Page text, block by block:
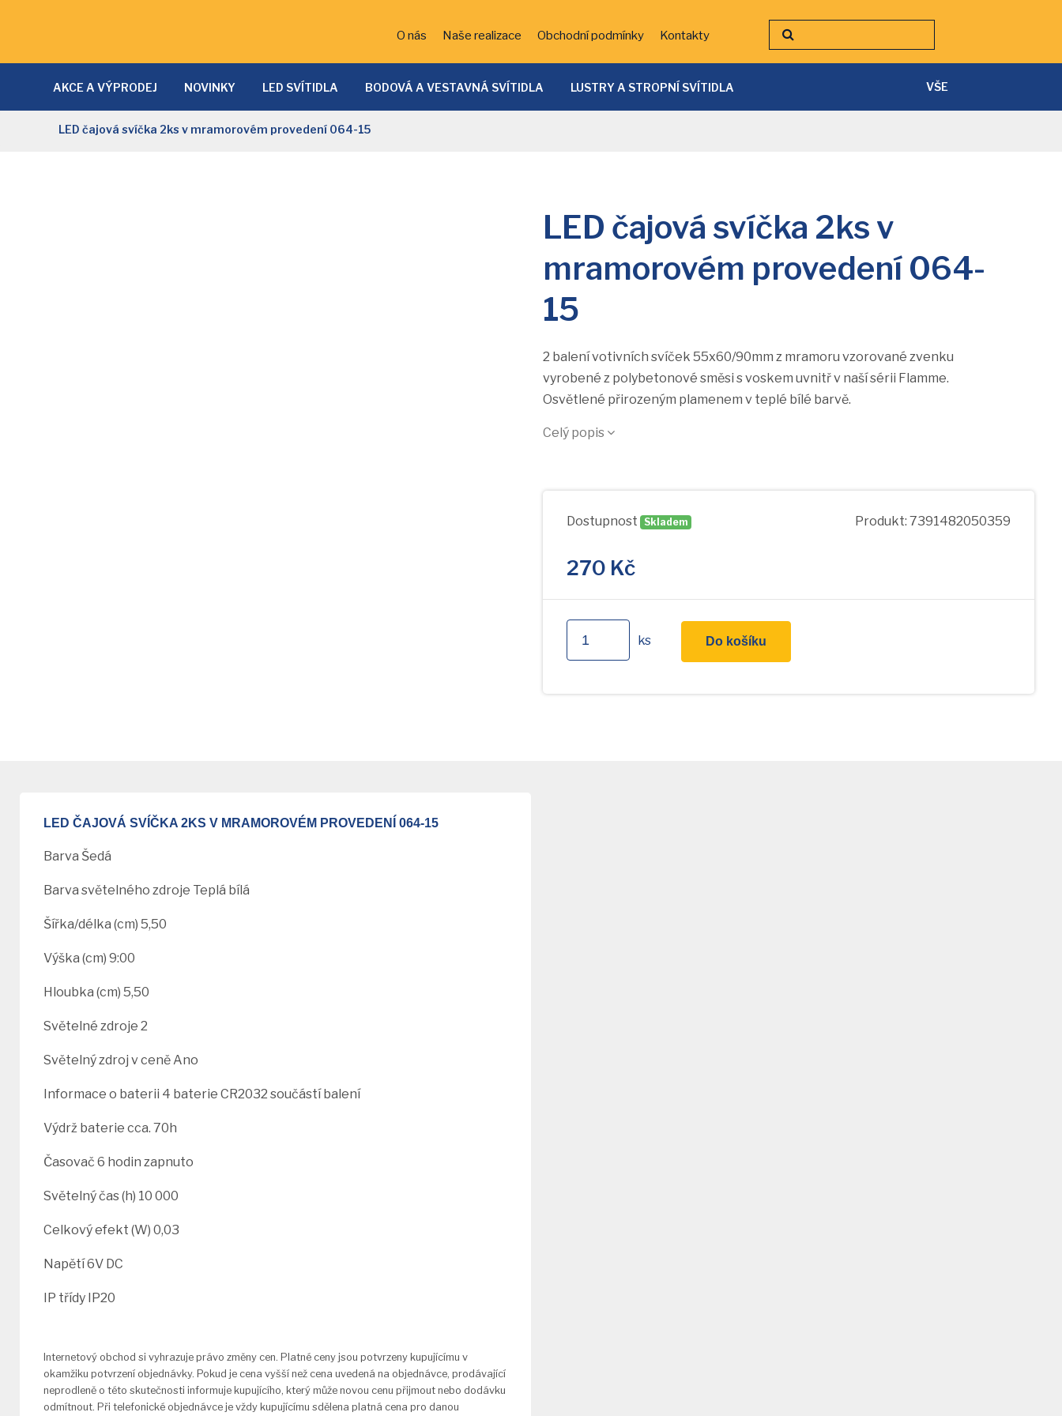
LED čajová svíčka 2ks v mramorovém provedení 064-15
LED čajová svíčka 2ks v
mramorovém provedení 064-
15
2 balení votivních svíček 55x60/90mm z mramoru vzorované zvenku
vyrobené z polybetonové směsi s voskem uvnitř v naší sérii Flamme.
Osvětlené přirozeným plamenem v teplé bílé barvě.
Celý popis
Produkt: 7391482050359
Dostupnost Skladem
270 Kč
ks Do košíku
LED ČAJOVÁ SVÍČKA 2KS V MRAMOROVÉM PROVEDENÍ 064-15
Barva Šedá
Barva světelného zdroje Teplá bílá
Šířka/délka (cm) 5,50
Výška (cm) 9:00
Hloubka (cm) 5,50
Světelné zdroje 2
Světelný zdroj v ceně Ano
Informace o baterii 4 baterie CR2032 součástí balení
Výdrž baterie cca. 70h
Časovač 6 hodin zapnuto
Světelný čas (h) 10 000
Celkový efekt (W) 0,03
Napětí 6V DC
IP třídy IP20
Internetový obchod si vyhrazuje právo změny cen. Platné ceny jsou potvrzeny kupujícímu v
okamžiku potvrzení objednávky. Pokud je cena vyšší než cena uvedená na objednávce, prodávající
neprodleně o této skutečnosti informuje kupujícího, který může novou cenu přijmout nebo dodávku
odmítnout. Při telefonické objednávce je vždy kupujícímu sdělena platná cena pro danou
O nás Naše realizace Obchodní podmínky Kontakty
AKCE A VÝPRODEJ NOVINKY LED SVÍTIDLA BODOVÁ A VESTAVNÁ SVÍTIDLA LUSTRY A STROPNÍ SVÍTIDLA VŠE